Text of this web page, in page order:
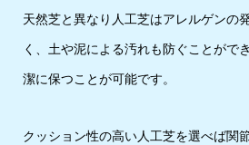
天然芝と異なり人工芝はアレルゲンの
く、土や泥による汚れも防ぐことがで
潔に保つことが可能です。
クッション性の高い人工芝を選べば関